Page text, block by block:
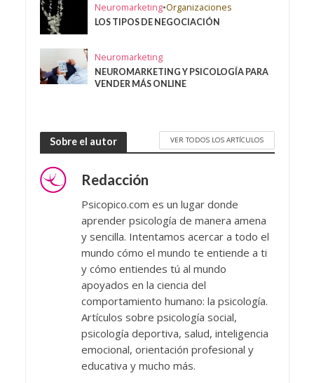
Neuromarketing•Organizaciones
LOS TIPOS DE NEGOCIACIÓN
Neuromarketing
NEUROMARKETING Y PSICOLOGÍA PARA
VENDER MÁS ONLINE
Sobre el autor VER TODOS LOS ARTÍCULOS
Redacción
Psicopico.com es un lugar donde
aprender psicología de manera amena
y sencilla. Intentamos acercar a todo el
mundo cómo el mundo te entiende a ti
y cómo entiendes tú al mundo
apoyados en la ciencia del
comportamiento humano: la psicología.
Artículos sobre psicología social,
psicología deportiva, salud, inteligencia
emocional, orientación profesional y
educativa y mucho más.